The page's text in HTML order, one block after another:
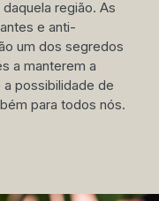
região. As
e anti-
um dos segredos
a manterem a
possibilidade de
para todos nós.